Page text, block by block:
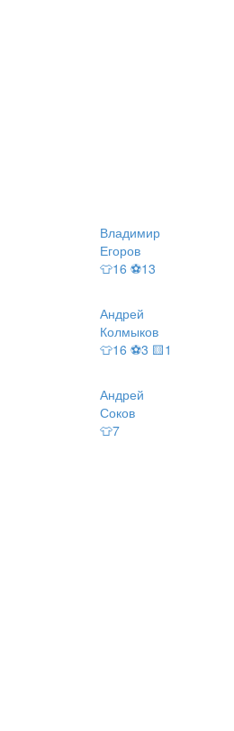
Владимир
Егоров
👕16 ⚽13
Андрей
Колмыков
👕16 ⚽3 🟨1
Андрей
Соков
👕7